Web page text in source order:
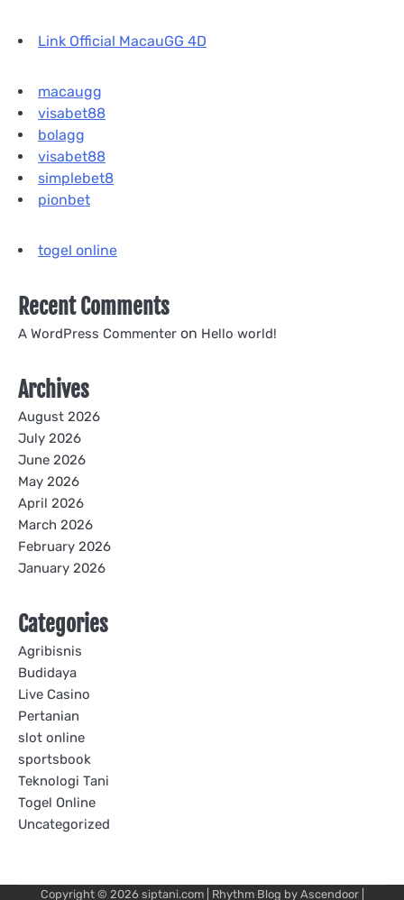
Link Official MacauGG 4D
macaugg
visabet88
bolagg
visabet88
simplebet8
pionbet
togel online
Recent Comments
A WordPress Commenter on Hello world!
Archives
August 2026
July 2026
June 2026
May 2026
April 2026
March 2026
February 2026
January 2026
Categories
Agribisnis
Budidaya
Live Casino
Pertanian
slot online
sportsbook
Teknologi Tani
Togel Online
Uncategorized
Copyright © 2026 siptani.com| Rhythm Blog by Ascendoor|